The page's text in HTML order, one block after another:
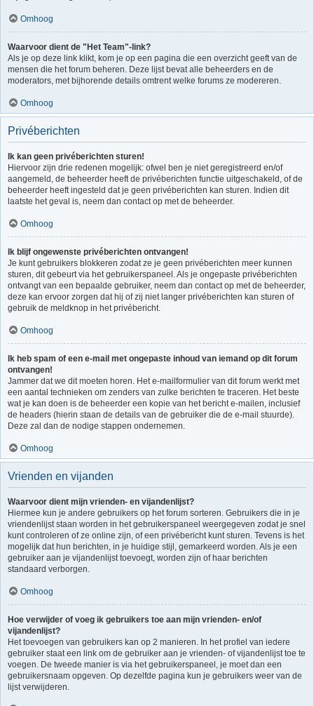
Omhoog
Waarvoor dient de "Het Team"-link?
Als je op deze link klikt, kom je op een pagina die een overzicht geeft van de
mensen die het forum beheren. Deze lijst bevat alle beheerders en de
moderators, met bijhorende details omtrent welke forums ze modereren.
Omhoog
Privéberichten
Ik kan geen privéberichten sturen!
Hiervoor zijn drie redenen mogelijk: ofwel ben je niet geregistreerd en/of
aangemeld, de beheerder heeft de privéberichten functie uitgeschakeld, of de
beheerder heeft ingesteld dat je geen privéberichten kan sturen. Indien dit
laatste het geval is, neem dan contact op met de beheerder.
Omhoog
Ik blijf ongewenste privéberichten ontvangen!
Je kunt gebruikers blokkeren zodat ze je geen privéberichten meer kunnen
sturen, dit gebeurt via het gebruikerspaneel. Als je ongepaste privéberichten
ontvangt van een bepaalde gebruiker, neem dan contact op met de beheerder,
deze kan ervoor zorgen dat hij of zij niet langer privéberichten kan sturen of
gebruik de meldknop in het privébericht.
Omhoog
Ik heb spam of een e-mail met ongepaste inhoud van iemand op dit forum
ontvangen!
Jammer dat we dit moeten horen. Het e-mailformulier van dit forum werkt met
een aantal technieken om zenders van zulke berichten te traceren. Het beste
wat je kan doen is de beheerder een kopie van het bericht e-mailen, inclusief
de headers (hierin staan de details van de gebruiker die de e-mail stuurde).
Deze zal dan de nodige stappen ondernemen.
Omhoog
Vrienden en vijanden
Waarvoor dient mijn vrienden- en vijandenlijst?
Hiermee kun je andere gebruikers op het forum sorteren. Gebruikers die in je
vriendenlijst staan worden in het gebruikerspaneel weergegeven zodat je snel
kunt controleren of ze online zijn, of een privébericht kunt sturen. Tevens is het
mogelijk dat hun berichten, in je huidige stijl, gemarkeerd worden. Als je een
gebruiker aan je vijandenlijst toevoegt, worden zijn of haar berichten
standaard verborgen.
Omhoog
Hoe verwijder of voeg ik gebruikers toe aan mijn vrienden- en/of
vijandenlijst?
Het toevoegen van gebruikers kan op 2 manieren. In het profiel van iedere
gebruiker staat een link om de gebruiker aan je vrienden- of vijandenlijst toe te
voegen. De tweede manier is via het gebruikerspaneel, je moet dan een
gebruikersnaam opgeven. Op dezelfde pagina kun je gebruikers weer van de
lijst verwijderen.